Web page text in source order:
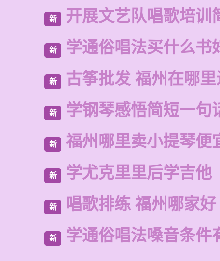
新 开展文艺队唱歌培训
新 学通俗唱法买什么书
新 古筝批发 福州在哪
新 学钢琴感悟简短一句
新 福州哪里卖小提琴便
新 学尤克里里后学吉他
新 唱歌排练 福州哪家好
新 学通俗唱法嗓音条件